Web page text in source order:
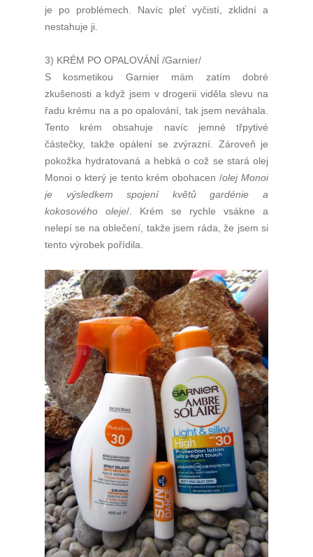
je po problémech. Navíc pleť vyčistí, zklidní a
nestahuje ji.
3) KRÉM PO OPALOVÁNÍ /Garnier/
S kosmetikou Garnier mám zatím dobré
zkušenosti a když jsem v drogerii viděla slevu na
řadu krému na a po opalování, tak jsem neváhala.
Tento krém obsahuje navíc jemné třpytivé
částečky, takže opálení se zvýrazní. Zároveň je
pokožka hydratovaná a hebká o což se stará olej
Monoi o který je tento krém obohacen /olej Monoi
je výsledkem spojení květů gardénie a
kokosového oleje/. Krém se rychle vsákne a
nelepí se na oblečení, takže jsem ráda, že jsem si
tento výrobek pořídila.